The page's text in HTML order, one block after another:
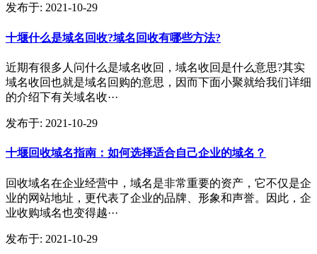
发布于: 2021-10-29
十堰什么是域名回收?域名回收有哪些方法?
近期有很多人问什么是域名收回，域名收回是什么意思?其实
域名收回也就是域名回购的意思，因而下面小聚就给我们详细
的介绍下有关域名收···
发布于: 2021-10-29
十堰回收域名指南：如何选择适合自己企业的域名？
回收域名在企业经营中，域名是非常重要的资产，它不仅是企
业的网站地址，更代表了企业的品牌、形象和声誉。因此，企
业收购域名也变得越···
发布于: 2021-10-29